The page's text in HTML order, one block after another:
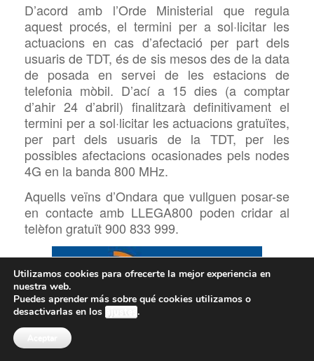
D’acord amb l’Orde Ministerial que regula
aquest procés, el termini per a sol·licitar les
actuacions en cas d’afectació per part dels
usuaris de TDT, és de sis mesos des de la data
de posada en servei de les estacions de
telefonia mòbil. D’ací a 15 dies (a comptar
d’ahir 24 d’abril) finalitzarà definitivament el
termini per a sol·licitar les actuacions gratuïtes,
per part dels usuaris de la TDT, per les
possibles afectacions ocasionades pels nodes
4G en la banda 800 MHz.
Aquells veïns d’Ondara que vullguen posar-se
en contacte amb LLEGA800 poden cridar al
telèfon gratuït 900 833 999.
Utilizamos cookies para ofrecerte la mejor experiencia en
nuestra web.
Puedes aprender más sobre qué cookies utilizamos o
desactivarlas en los ajustes.